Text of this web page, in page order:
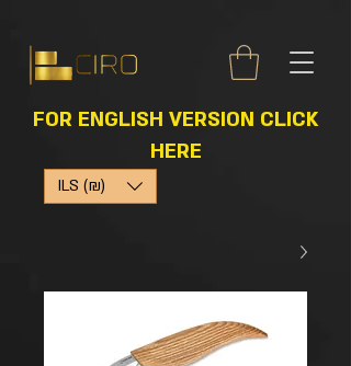
FOR ENGLISH VERSION CLICK
HERE
ILS (₪)